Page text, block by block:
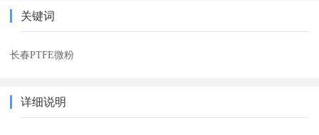
关键词
长春PTFE微粉
详细说明